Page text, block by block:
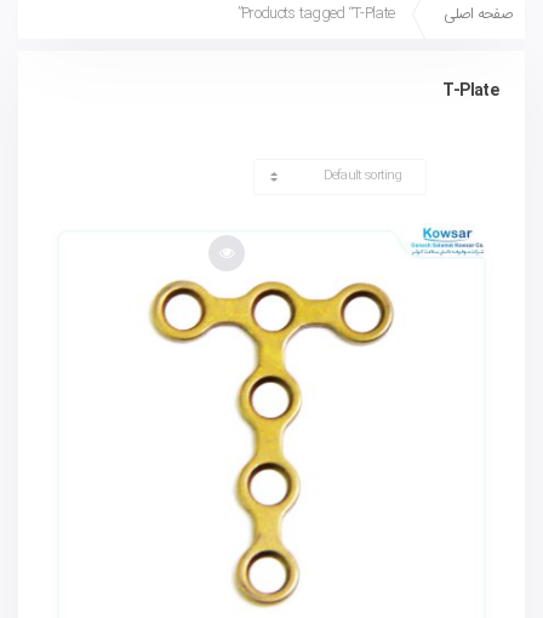
صفحه اصلی Products tagged “T-Plate”
T-Plate